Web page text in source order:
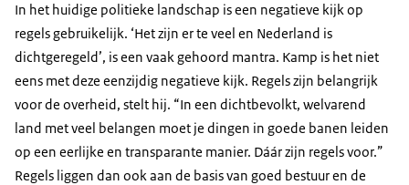
In het huidige politieke landschap is een negatieve kijk op
regels gebruikelijk. ‘Het zijn er te veel en Nederland is
dichtgeregeld’, is een vaak gehoord mantra. Kamp is het niet
eens met deze eenzijdig negatieve kijk. Regels zijn belangrijk
voor de overheid, stelt hij. “In een dichtbevolkt, welvarend
land met veel belangen moet je dingen in goede banen leiden
op een eerlijke en transparante manier. Dáár zijn regels voor.”
Regels liggen dan ook aan de basis van goed bestuur en de